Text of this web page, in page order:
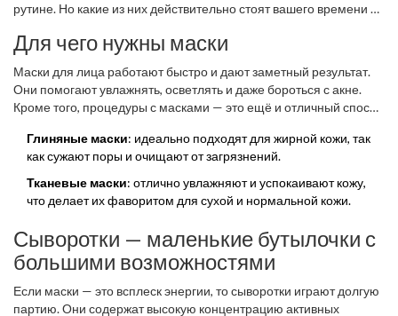
рутине. Но какие из них действительно стоят вашего времени и
Для чего нужны маски
Маски для лица работают быстро и дают заметный результат.
Они помогают увлажнять, осветлять и даже бороться с акне.
Кроме того, процедуры с масками — это ещё и отличный способ
Глиняные маски: идеально подходят для жирной кожи, так
как сужают поры и очищают от загрязнений.
Тканевые маски: отлично увлажняют и успокаивают кожу,
что делает их фаворитом для сухой и нормальной кожи.
Сыворотки — маленькие бутылочки с
большими возможностями
Если маски — это всплеск энергии, то сыворотки играют долгую
партию. Они содержат высокую концентрацию активных